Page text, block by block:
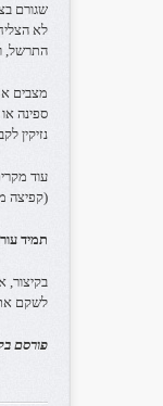
שגורם
לא
התרשל,
מצבים
ספינה
נזיקין
עוד
(קפיצה
תמיד
בקיצור,
לשקם
פורסם